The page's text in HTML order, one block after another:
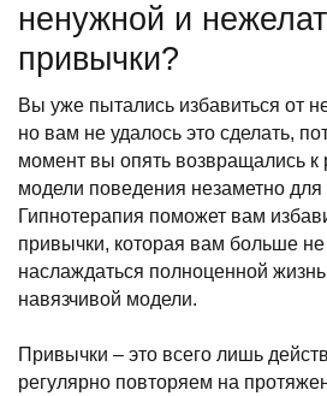
ненужной и
привычки?
Вы уже пытались избавиться от
но вам не удалось это сделать,
момент вы опять возвращались к
модели поведения незаметно для
Гипнотерапия поможет вам
привычки, которая вам больше
наслаждаться полноценной
навязчивой модели.
Привычки – это всего лишь
регулярно повторяем на